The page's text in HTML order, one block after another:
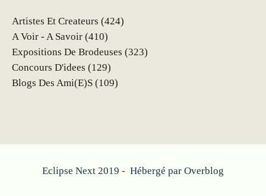
Artistes Et Createurs (424)
A Voir - A Savoir (410)
Expositions De Brodeuses (323)
Concours D'idees (129)
Blogs Des Ami(e)s (109)
Eclipse Next 2019 - Hébergé par Overblog